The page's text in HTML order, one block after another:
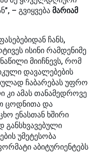
– გვიყვება მარიამ
ჩანს,
ისინი რამდენიმე
მიიჩნევს, რომ
დავალებების
ჩაბარებას უფრო
კი ამას თანამედროვე
ცოდნითა და
ენასთან ხშირი
განსხვავებული
უმეტესობა
აბიტურიენტებს